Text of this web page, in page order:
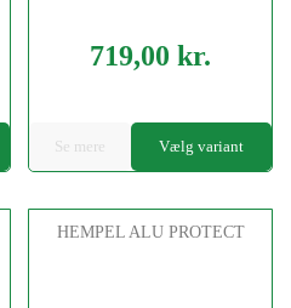
719,00 kr.
Se mere Vælg variant
HEMPEL ALU PROTECT